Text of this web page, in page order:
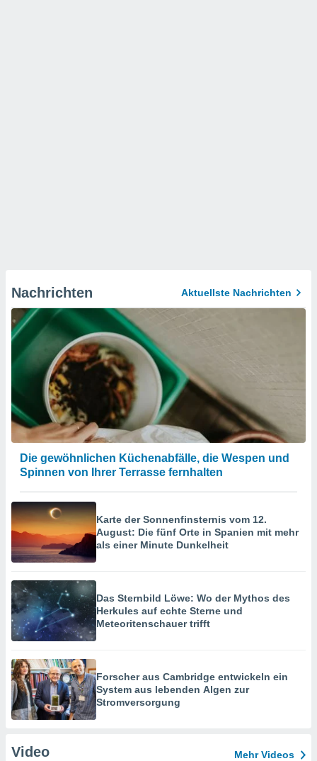
Nachrichten Aktuellste Nachrichten
Die gewöhnlichen Küchenabfälle, die Wespen und
Spinnen von Ihrer Terrasse fernhalten
Karte der Sonnenfinsternis vom 12.
August: Die fünf Orte in Spanien mit mehr
als einer Minute Dunkelheit
Das Sternbild Löwe: Wo der Mythos des
Herkules auf echte Sterne und
Meteoritenschauer trifft
Forscher aus Cambridge entwickeln ein
System aus lebenden Algen zur
Stromversorgung
Video Mehr Videos